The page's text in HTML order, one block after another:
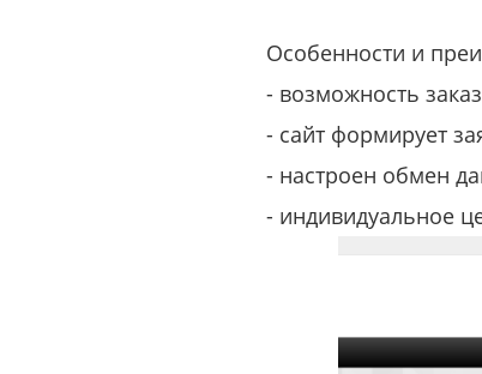
Особенности и
- возможность
- сайт формирует
- настроен обмен
- индивидуальное